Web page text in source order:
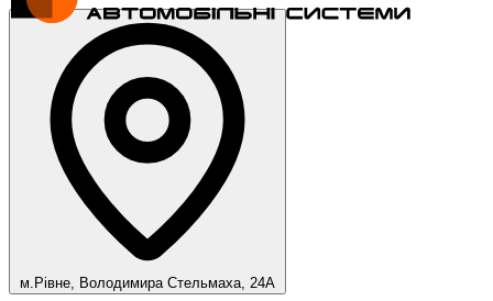
м.Рівне, Володимира Стельмаха, 24А